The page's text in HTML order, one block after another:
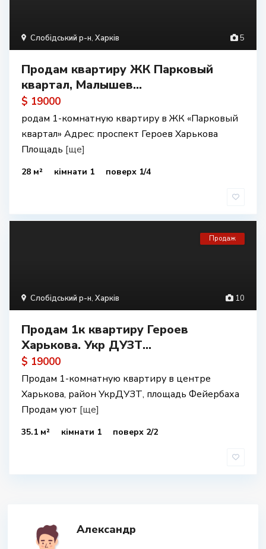
5
Слобідський р-н, Харків
Продам квартиру ЖК Парковый
квартал, Малышев...
$ 19000
родам 1-комнатную квартиру в ЖК «Парковый
квартал» Адрес: проспект Героев Харькова
Площадь [ще]
28 м² кімнати 1 поверх 1/4
10
Слобідський р-н, Харків
Продаж
Продам 1к квартиру Героев
Харькова. Укр ДУЗТ...
$ 19000
Продам 1-комнатную квартиру в центре
Харькова, район УкрДУЗТ, площадь Фейербаха
Продам уют [ще]
35.1 м² кімнати 1 поверх 2/2
Александр